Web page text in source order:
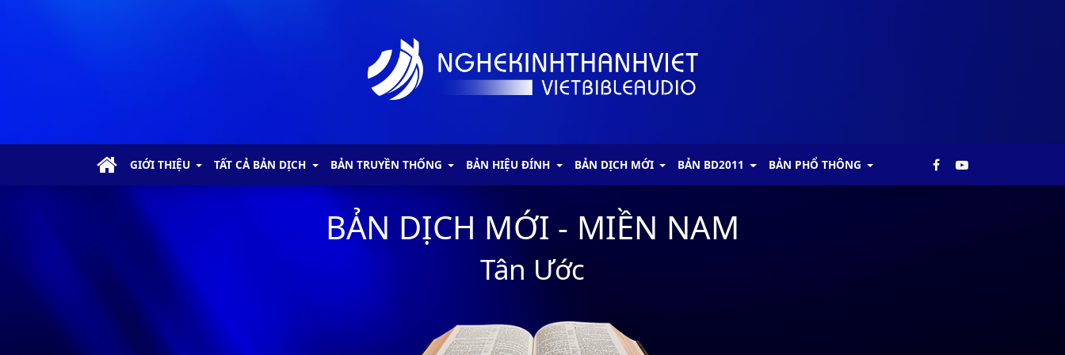
GIỚI THIỆU TẤT CẢ BẢN DỊCH BẢN TRUYỀN THỐNG BẢN HIỆU ĐÍNH BẢN DỊCH MỚI BẢN BD2011 BẢN PHỔ THÔNG
BẢN DỊCH MỚI - MIỀN NAM
Tân Ước